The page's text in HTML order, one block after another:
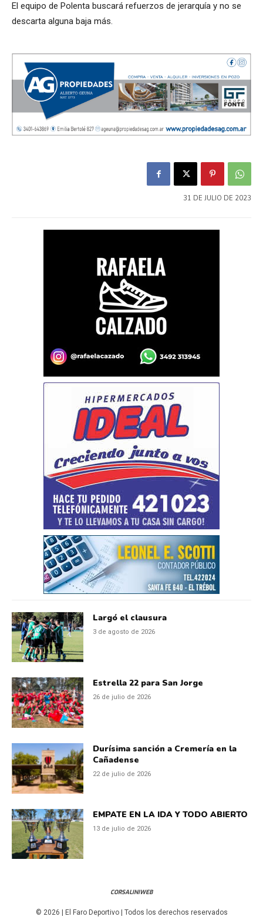
El equipo de Polenta buscará refuerzos de jerarquía y no se
descarta alguna baja más.
31 DE JULIO DE 2023
Largó el clausura
3 de agosto de 2026
Estrella 22 para San Jorge
26 de julio de 2026
Durísima sanción a Cremería en la
Cañadense
22 de julio de 2026
EMPATE EN LA IDA Y TODO ABIERTO
13 de julio de 2026
CORSALINIWEB
© 2026 | El Faro Deportivo | Todos los derechos reservados